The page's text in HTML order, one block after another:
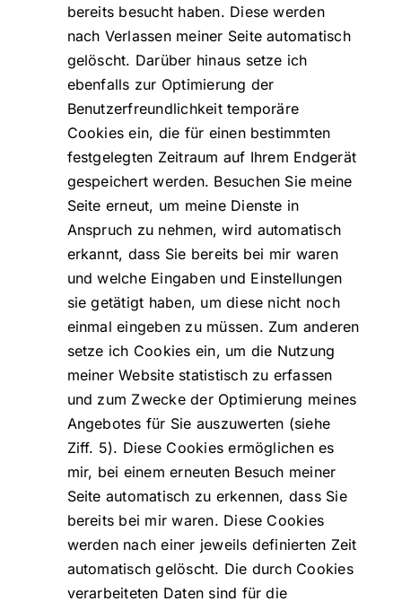
bereits besucht haben. Diese werden
nach Verlassen meiner Seite automatisch
gelöscht. Darüber hinaus setze ich
ebenfalls zur Optimierung der
Benutzerfreundlichkeit temporäre
Cookies ein, die für einen bestimmten
festgelegten Zeitraum auf Ihrem Endgerät
gespeichert werden. Besuchen Sie meine
Seite erneut, um meine Dienste in
Anspruch zu nehmen, wird automatisch
erkannt, dass Sie bereits bei mir waren
und welche Eingaben und Einstellungen
sie getätigt haben, um diese nicht noch
einmal eingeben zu müssen. Zum anderen
setze ich Cookies ein, um die Nutzung
meiner Website statistisch zu erfassen
und zum Zwecke der Optimierung meines
Angebotes für Sie auszuwerten (siehe
Ziff. 5). Diese Cookies ermöglichen es
mir, bei einem erneuten Besuch meiner
Seite automatisch zu erkennen, dass Sie
bereits bei mir waren. Diese Cookies
werden nach einer jeweils definierten Zeit
automatisch gelöscht. Die durch Cookies
verarbeiteten Daten sind für die